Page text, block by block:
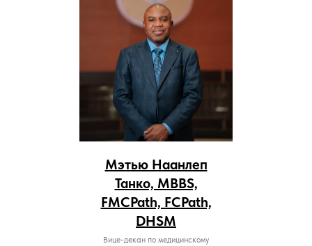
Мэтью Наанлеп
Танко, MBBS,
FMCPath, FCPath,
DHSM
Вице-декан по медицинскому